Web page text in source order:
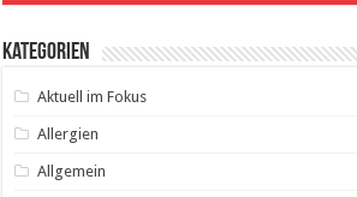
Kategorien
Aktuell im Fokus
Allergien
Allgemein